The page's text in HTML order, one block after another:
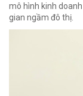
mô hình kinh
gian ngầm đô thị.